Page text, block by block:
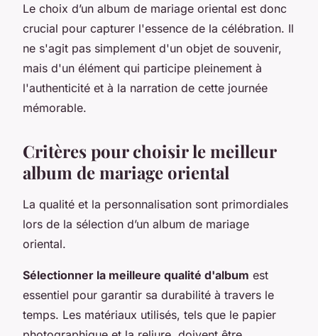
Le choix d’un album de mariage oriental est donc
crucial pour capturer l'essence de la célébration. Il
ne s'agit pas simplement d'un objet de souvenir,
mais d'un élément qui participe pleinement à
l'authenticité et à la narration de cette journée
mémorable.
Critères pour choisir le meilleur
album de mariage oriental
La qualité et la personnalisation sont primordiales
lors de la sélection d’un album de mariage
oriental.
Sélectionner la meilleure qualité d'album est
essentiel pour garantir sa durabilité à travers le
temps. Les matériaux utilisés, tels que le papier